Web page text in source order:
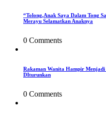
“Tolong,Anak Saya Dalam Tong
Merayu Selamatkan Anaknya
0 Comments
Rakaman Wanita Hampir
DIturunkan
0 Comments